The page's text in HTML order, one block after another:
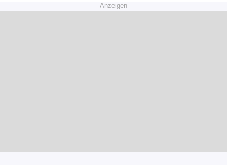
Anzeigen